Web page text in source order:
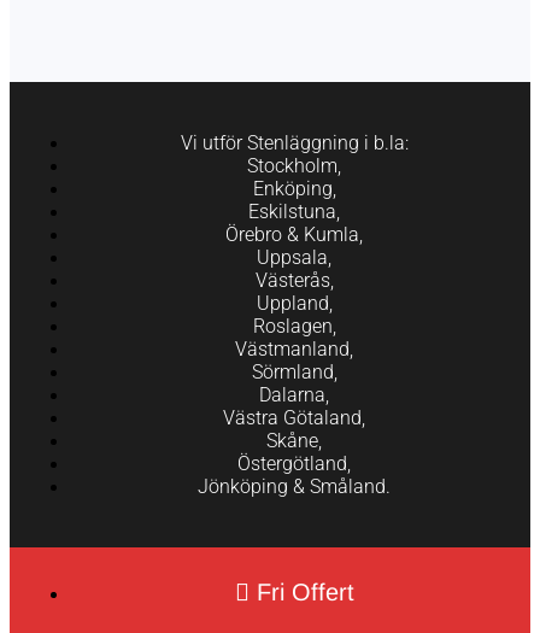
Vi utför Stenläggning i b.la:
Stockholm,
Enköping,
Eskilstuna,
Örebro & Kumla,
Uppsala,
Västerås,
Uppland,
Roslagen,
Västmanland,
Sörmland,
Dalarna,
Västra Götaland,
Skåne,
Östergötland,
Jönköping & Småland.
Fri Offert